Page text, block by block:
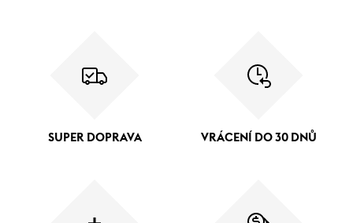
SUPER DOPRAVA VRÁCENÍ DO 30 DNŮ